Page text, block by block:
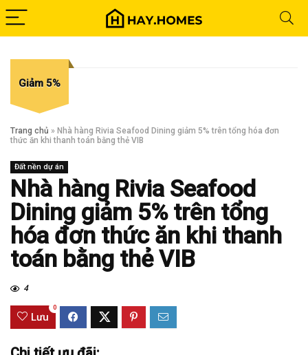
Giảm 5%
Trang chủ » Nhà hàng Rivia Seafood Dining giảm 5% trên tổng hóa đơn
thức ăn khi thanh toán bằng thẻ VIB
Đất nền dự án
Nhà hàng Rivia Seafood
Dining giảm 5% trên tổng
hóa đơn thức ăn khi thanh
toán bằng thẻ VIB
4
Lưu
0